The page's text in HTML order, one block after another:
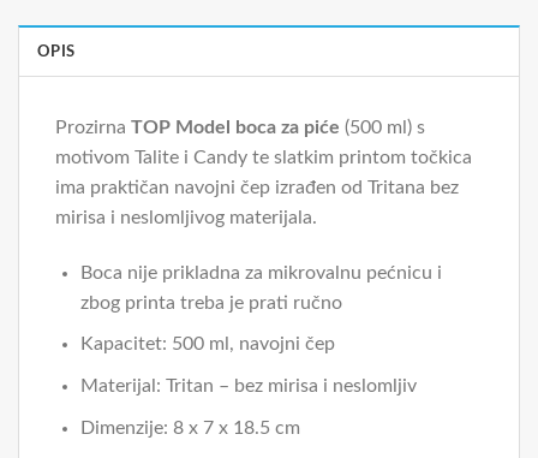
OPIS
Prozirna TOP Model boca za piće (500 ml) s
motivom Talite i Candy te slatkim printom točkica
ima praktičan navojni čep izrađen od Tritana bez
mirisa i neslomljivog materijala.
Boca nije prikladna za mikrovalnu pećnicu i
zbog printa treba je prati ručno
Kapacitet: 500 ml, navojni čep
Materijal: Tritan – bez mirisa i neslomljiv
Dimenzije: 8 x 7 x 18.5 cm